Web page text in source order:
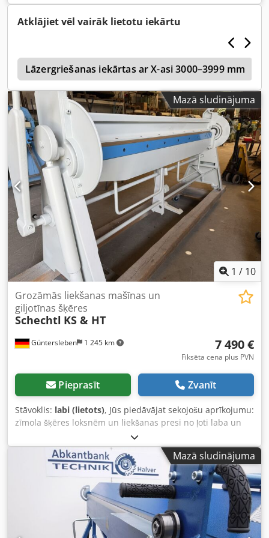
loksnes garums: 3150 mm Izgatavošanas gads: 1980
Iekārta darba kārtībā, labā stāvoklī, gatava lietošanai.
Atklājiet vēl vairāk lietotu iekārtu
Lāzergriešanas iekārtas ar X-asi 3000–3999 mm
Mazā sludinājuma
1 / 10
Güntersleben 1 245 km
Grozāmās liekšanas mašīnas un
giljotīnas šķēres
Schechtl KS & HT
7 490 €
Fiksēta cena plus PVN
Pieprasīt Zvanīt
Stāvoklis: labi (lietots), Jūs piedāvājat sekojošu aprīkojumu:
zīmola šķēres loksnēm un liekšanas presi no ļoti laba un
pazīstama ražotāja – Schechtl. Iekārtas īpašības: Lokšņu
šķēres HT 200 - Jauda: 1,25 mm tēraudam, alumīnijam u.c.
materiāliem - Griešanas garums: nedaudz virs 2 metriem -
Turētājs caurulei (pareizi uzstādīts uz iekārtas; pēc
pieprasījuma piedāvājam dažāda garuma caurules uz
vietas – opcija) - Izvelkams priekšējais balsts - Rēķins ar
uzrādītu PVN Liekšanas prese - KS – Jauda: 1 mm
tēraudam, apm. 1,5 mm alumīnijam - Liekšanas garums:
Mazā sludinājuma